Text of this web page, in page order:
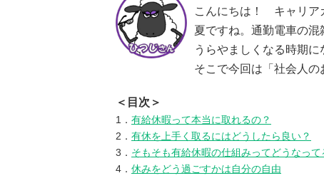
こんにちは！ キャリア
夏ですね。通勤電車の
うらやましくなる時期に
そこで今回は「社会人の
＜目次＞
1． 有給休暇って本当に取れるの？
2． 有休を上手く取るにはどうしたら良い？
3． そもそも有給休暇の仕組みってどうなって
4． 休みをどう過ごすかは自分の自由